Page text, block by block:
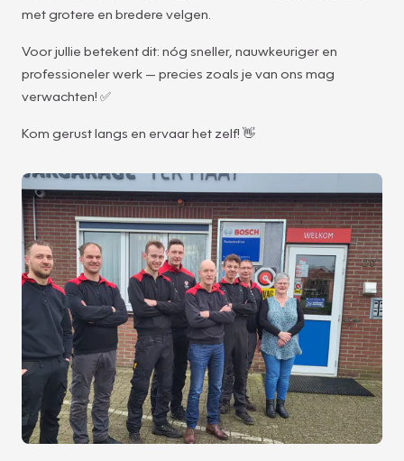
met grotere en bredere velgen.
Voor jullie betekent dit: nóg sneller, nauwkeuriger en
professioneler werk — precies zoals je van ons mag
verwachten! ✅
Kom gerust langs en ervaar het zelf! 👋